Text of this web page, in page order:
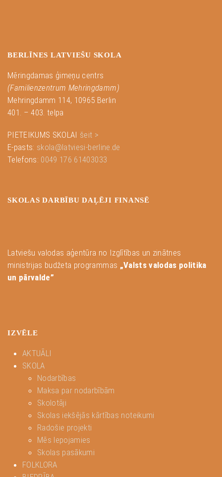
BERLĪNES LATVIEŠU SKOLA
Mēringdamas ģimeņu centrs
(Familienzentrum Mehringdamm)
Mehringdamm 114, 10965 Berlin
401. – 403. telpa
PIETEIKUMS SKOLAI šeit >
E-pasts: skola@latviesi-berline.de
Telefons: 0049 176 61403033
SKOLAS DARBĪBU DAĻĒJI FINANSĒ
Latviešu valodas aģentūra no Izglītības un zinātnes
ministrijas budžeta programmas „Valsts valodas politika
un pārvalde”
IZVĒLE
AKTUĀLI
SKOLA
Nodarbības
Maksa par nodarbībām
Skolotāji
Skolas iekšējās kārtības noteikumi
Radošie projekti
Mēs lepojamies
Skolas pasākumi
FOLKLORA